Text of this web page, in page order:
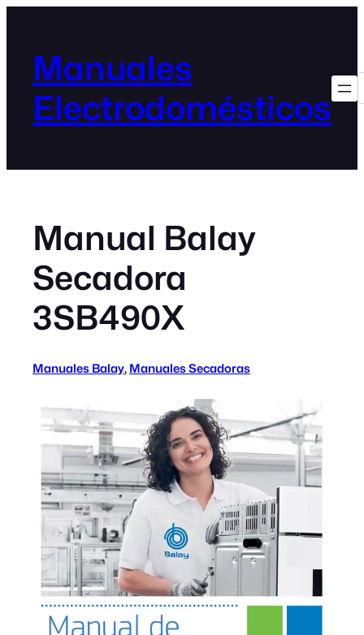
Manuales
Electrodomésticos
Manual Balay
Secadora
3SB490X
Manuales Balay, Manuales Secadoras